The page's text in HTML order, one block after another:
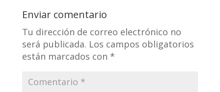
Enviar comentario
Tu dirección de correo electrónico no
será publicada. Los campos obligatorios
están marcados con *